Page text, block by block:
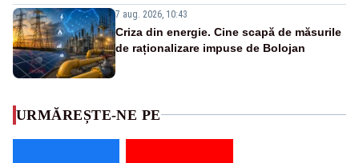
7 aug. 2026, 10:43
Criza din energie. Cine scapă de măsurile
de raționalizare impuse de Bolojan
URMĂREȘTE-NE PE